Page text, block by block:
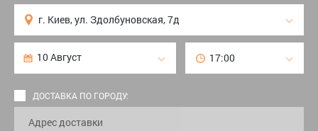
ДОСТАВКА ПО ГОРОДУ: